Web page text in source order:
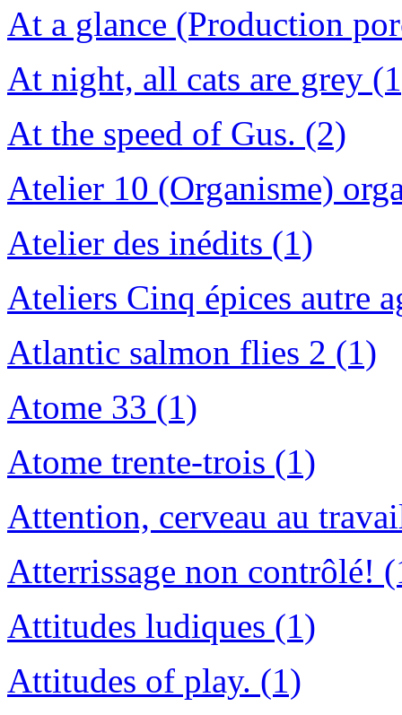
At a glance (Production
At night, all cats are grey
At the speed of Gus. (2)
Atelier 10 (Organisme)
Atelier des inédits (1)
Ateliers Cinq épices autre
Atlantic salmon flies 2 (1)
Atome 33 (1)
Atome trente-trois (1)
Attention, cerveau au
Atterrissage non contrôlé!
Attitudes ludiques (1)
Attitudes of play. (1)